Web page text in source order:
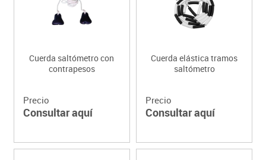
Cuerda saltómetro con
contrapesos
Precio
Consultar aquí
Cuerda elástica tramos
saltómetro
Precio
Consultar aquí